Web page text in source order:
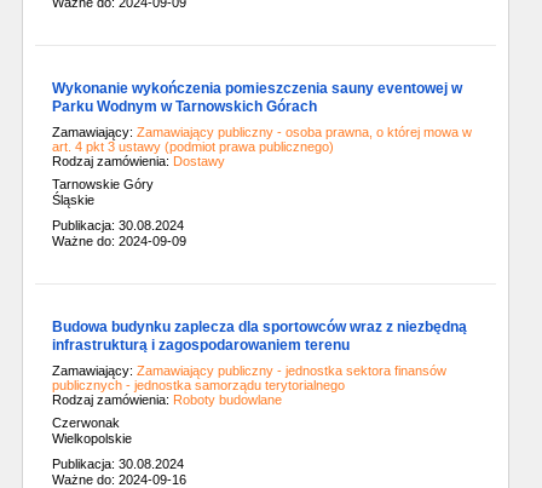
Wykonanie wykończenia pomieszczenia sauny eventowej w
Parku Wodnym w Tarnowskich Górach
Zamawiający: Zamawiający publiczny - osoba prawna, o której mowa w
art. 4 pkt 3 ustawy (podmiot prawa publicznego)
Rodzaj zamówienia: Dostawy
Tarnowskie Góry
Śląskie
Publikacja: 30.08.2024
Ważne do: 2024-09-09
Budowa budynku zaplecza dla sportowców wraz z niezbędną
infrastrukturą i zagospodarowaniem terenu
Zamawiający: Zamawiający publiczny - jednostka sektora finansów
publicznych - jednostka samorządu terytorialnego
Rodzaj zamówienia: Roboty budowlane
Czerwonak
Wielkopolskie
Publikacja: 30.08.2024
Ważne do: 2024-09-16